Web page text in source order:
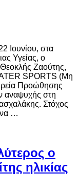
Ιουνίου, στα
Υγείας, ο
Ζαούτης,
SPORTS (Μη
Προώθησης
αναψυχής στη
Στόχος
…
ο
ηλικίας